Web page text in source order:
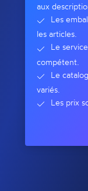
aux
Les
les articles.
Le
compétent.
Le
variés.
Les prix